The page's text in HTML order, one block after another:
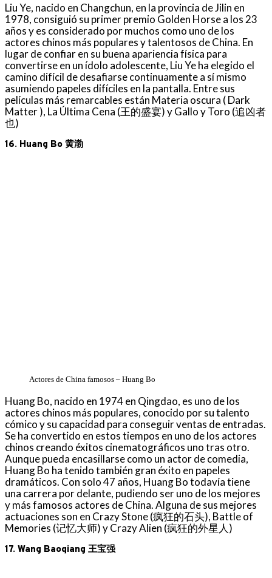
Liu Ye, nacido en Changchun, en la provincia de Jilin en
1978, consiguió su primer premio Golden Horse a los 23
años y es considerado por muchos como uno de los
actores chinos más populares y talentosos de China. En
lugar de confiar en su buena apariencia física para
convertirse en un ídolo adolescente, Liu Ye ha elegido el
camino difícil de desafiarse continuamente a sí mismo
asumiendo papeles difíciles en la pantalla. Entre sus
películas más remarcables están Materia oscura ( Dark
Matter ), La Última Cena (王的盛宴) y Gallo y Toro (追凶者
也)
16. Huang Bo 黄渤
Actores de China famosos – Huang Bo
Huang Bo, nacido en 1974 en Qingdao, es uno de los
actores chinos más populares, conocido por su talento
cómico y su capacidad para conseguir ventas de entradas.
Se ha convertido en estos tiempos en uno de los actores
chinos creando éxitos cinematográficos uno tras otro.
Aunque pueda encasillarse como un actor de comedia,
Huang Bo ha tenido también gran éxito en papeles
dramáticos. Con solo 47 años, Huang Bo todavía tiene
una carrera por delante, pudiendo ser uno de los mejores
y más famosos actores de China. Alguna de sus mejores
actuaciones son en Crazy Stone (疯狂的石头), Battle of
Memories (记忆大师) y Crazy Alien (疯狂的外星人)
17. Wang Baoqiang 王宝强